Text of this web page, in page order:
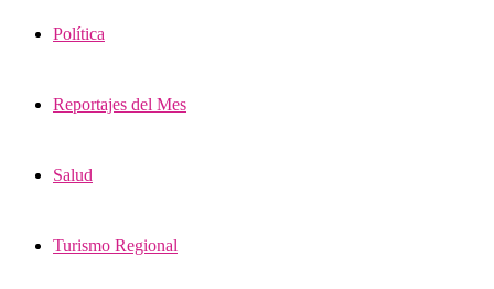
Política
Reportajes del Mes
Salud
Turismo Regional